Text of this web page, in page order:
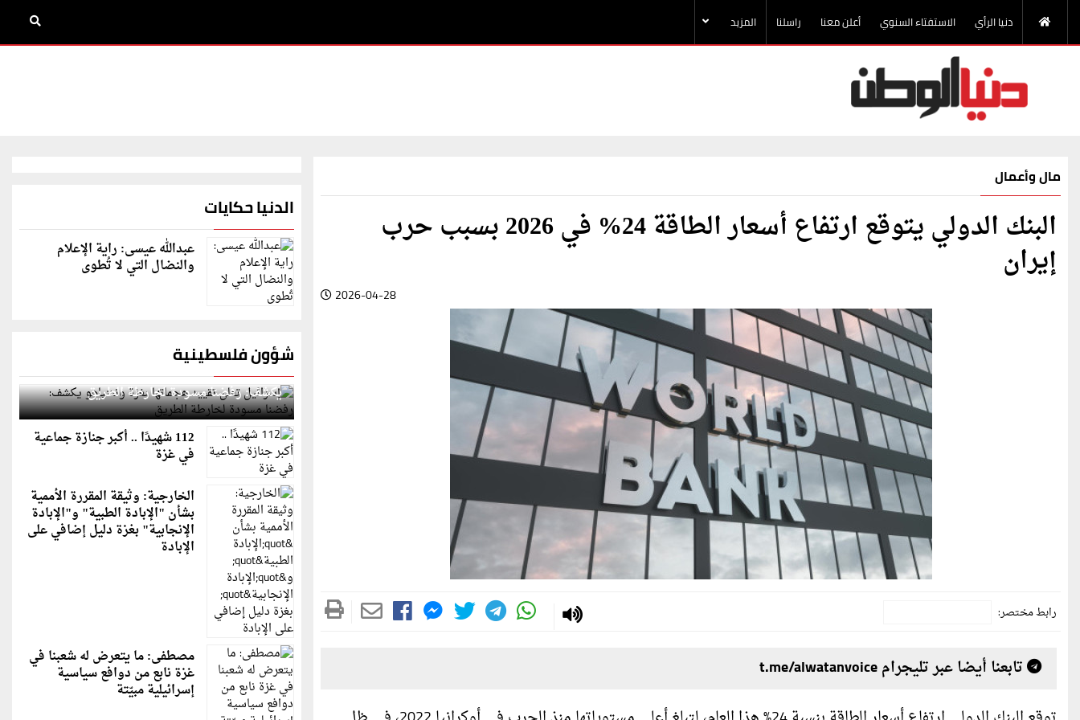
دنيا الرأي الاستفتاء السنوي أعلن معنا راسلنا المزيد
مال وأعمال
البنك الدولي يتوقع ارتفاع أسعار الطاقة 24% في 2026 بسبب حرب
إيران
2026-04-28
رابط مختصر:
تابعنا أيضا عبر تليجرام t.me/alwatanvoice
الدنيا حكايات
عبدالله عيسى: راية الإعلام
والنضال التي لا تُطوى
شؤون فلسطينية
إسرائيل تعلن تقييد هجماتها بغزة ونتنياهو
يكشف: رفضنا مسودة لخارطة الطريق
112 شهيدًا .. أكبر جنازة جماعية
في غزة
الخارجية: وثيقة المقررة الأممية
بشأن "الإبادة الطبية" و"الإبادة
الإنجابية" بغزة دليل إضافي على
الإبادة
مصطفى: ما يتعرض له شعبنا في
غزة نابع من دوافع سياسية
إسرائيلية مبيّتة